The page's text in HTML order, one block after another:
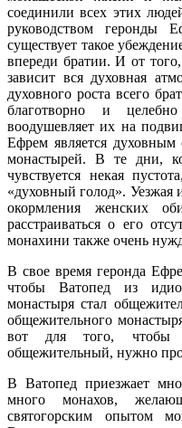
соединили всех этих
руководством геронды
существует такое
впереди братии. И от
зависит вся духовная
духовного роста всего
благотворно и
воодушевляет их на
Ефрем является
монастырей. В те дни,
чувствуется некая
«духовный голод». Уезжая
окормления женских
расстраиваться о его
монахини также очень
В свое время геронда
чтобы Ватопед из
монастыря стал
общежительного
вот для того, чтобы
общежительный, нужно
В Ватопед приезжает
много монахов,
святогорским опытом